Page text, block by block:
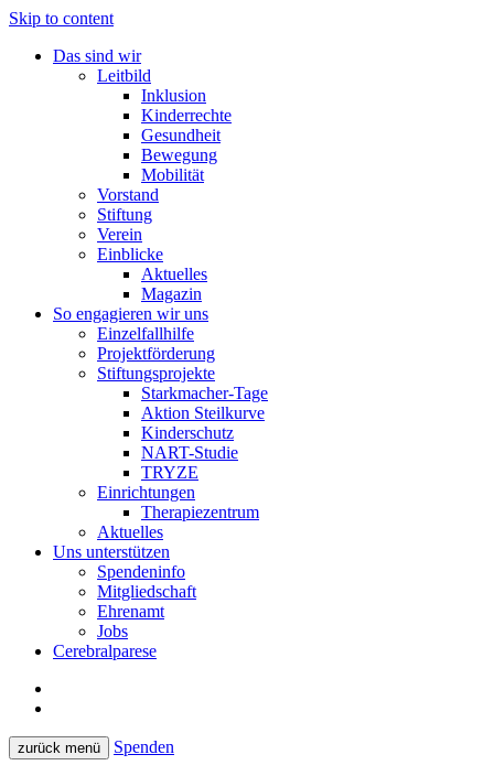
Skip to content
Das sind wir
Leitbild
Inklusion
Kinderrechte
Gesundheit
Bewegung
Mobilität
Vorstand
Stiftung
Verein
Einblicke
Aktuelles
Magazin
So engagieren wir uns
Einzelfallhilfe
Projektförderung
Stiftungsprojekte
Starkmacher-Tage
Aktion Steilkurve
Kinderschutz
NART-Studie
TRYZE
Einrichtungen
Therapiezentrum
Aktuelles
Uns unterstützen
Spendeninfo
Mitgliedschaft
Ehrenamt
Jobs
Cerebralparese
zurück menü Spenden